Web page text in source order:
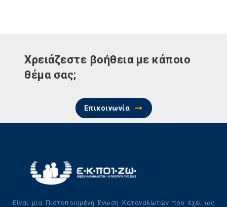
Χρειάζεστε βοήθεια με κάποιο
θέμα σας;
Επικοινωνία
Είναι μία Πιστοποιημένη Ένωση Καταναλωτών που έχει ως